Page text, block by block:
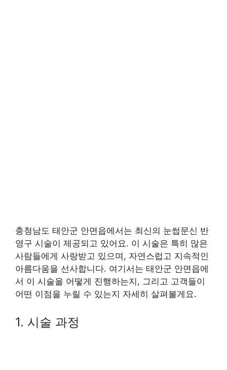
충청남도 태안군 안면읍에서는 최신의 눈썹문신 반
영구 시술이 제공되고 있어요. 이 시술은 특히 많은
사람들에게 사랑받고 있으며, 자연스럽고 지속적인
아름다움을 선사합니다. 여기서는 태안군 안면읍에
서 이 시술을 어떻게 진행하는지, 그리고 고객들이
어떤 이점을 누릴 수 있는지 자세히 살펴볼게요.
1. 시술 과정